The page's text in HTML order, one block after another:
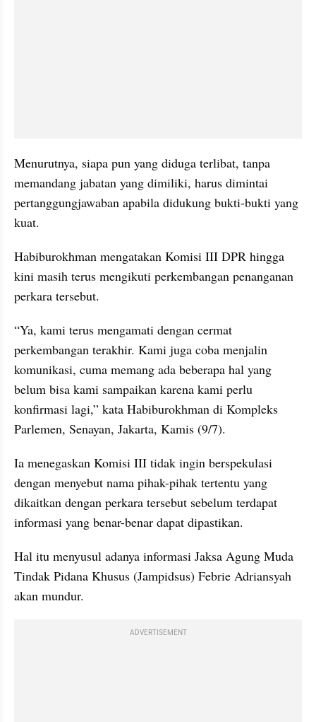
Menurutnya, siapa pun yang diduga terlibat, tanpa
memandang jabatan yang dimiliki, harus dimintai
pertanggungjawaban apabila didukung bukti-bukti yang
kuat.
Habiburokhman mengatakan Komisi III DPR hingga
kini masih terus mengikuti perkembangan penanganan
perkara tersebut.
“Ya, kami terus mengamati dengan cermat
perkembangan terakhir. Kami juga coba menjalin
komunikasi, cuma memang ada beberapa hal yang
belum bisa kami sampaikan karena kami perlu
konfirmasi lagi,” kata Habiburokhman di Kompleks
Parlemen, Senayan, Jakarta, Kamis (9/7).
Ia menegaskan Komisi III tidak ingin berspekulasi
dengan menyebut nama pihak-pihak tertentu yang
dikaitkan dengan perkara tersebut sebelum terdapat
informasi yang benar-benar dapat dipastikan.
Hal itu menyusul adanya informasi Jaksa Agung Muda
Tindak Pidana Khusus (Jampidsus) Febrie Adriansyah
akan mundur.
ADVERTISEMENT